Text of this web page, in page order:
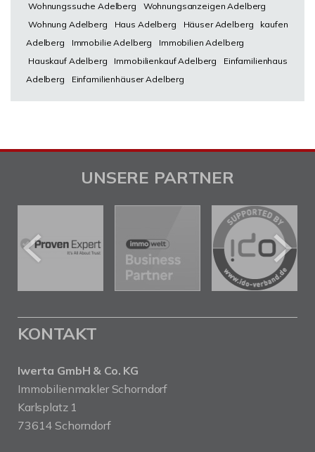
Wohnungssuche Adelberg
Wohnungsanzeigen Adelberg
Wohnung Adelberg
Haus Adelberg Häuser Adelberg
kaufen
Adelberg
Immobilie Adelberg
Immobilien Adelberg
Hauskauf Adelberg
Immobilienkauf Adelberg
Einfamilienhaus
Adelberg
Einfamilienhäuser Adelberg
UNSERE PARTNER
KONTAKT
Iwerta GmbH & Co. KG
Immobilienmakler Schorndorf
Karlsplatz 1
73614 Schorndorf